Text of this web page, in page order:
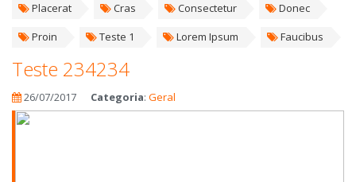
Placerat Cras Consectetur
Donec
Proin
Teste 1 Lorem Ipsum Faucibus
Teste 234234
26/07/2017 Categoria: Geral